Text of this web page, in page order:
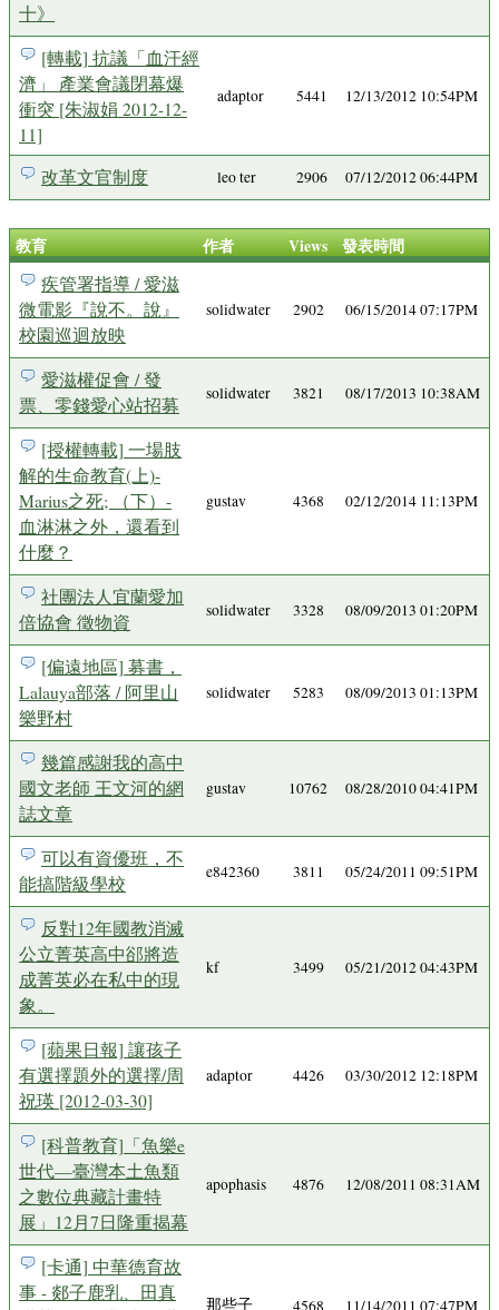
十》
[轉載] 抗議「血汗經
濟」 產業會議閉幕爆
衝突 [朱淑娟 2012-12-
11]
adaptor 5441 12/13/2012 10:54PM
改革文官制度 leo ter 2906 07/12/2012 06:44PM
教育 作者 Views 發表時間
疾管署指導 / 愛滋
微電影『說不。說』
校園巡迴放映
solidwater 2902 06/15/2014 07:17PM
愛滋權促會 / 發
票、零錢愛心站招募
solidwater 3821 08/17/2013 10:38AM
[授權轉載] 一場肢
解的生命教育(上)-
Marius之死; （下）-
血淋淋之外，還看到
什麼？
gustav 4368 02/12/2014 11:13PM
社團法人宜蘭愛加
倍協會 徵物資
solidwater 3328 08/09/2013 01:20PM
[偏遠地區] 募書，
Lalauya部落 / 阿里山
樂野村
solidwater 5283 08/09/2013 01:13PM
幾篇感謝我的高中
國文老師 王文河的網
誌文章
gustav 10762 08/28/2010 04:41PM
可以有資優班，不
能搞階級學校
e842360 3811 05/24/2011 09:51PM
反對12年國教消滅
公立菁英高中郤將造
成菁英必在私中的現
象。
kf 3499 05/21/2012 04:43PM
[蘋果日報] 讓孩子
有選擇題外的選擇/周
祝瑛 [2012-03-30]
adaptor 4426 03/30/2012 12:18PM
[科普教育]「魚樂e
世代—臺灣本土魚類
之數位典藏計畫特
展」12月7日隆重揭幕
apophasis 4876 12/08/2011 08:31AM
[卡通] 中華德育故
事 - 郯子鹿乳、田真
那些子 4568 11/14/2011 07:47PM